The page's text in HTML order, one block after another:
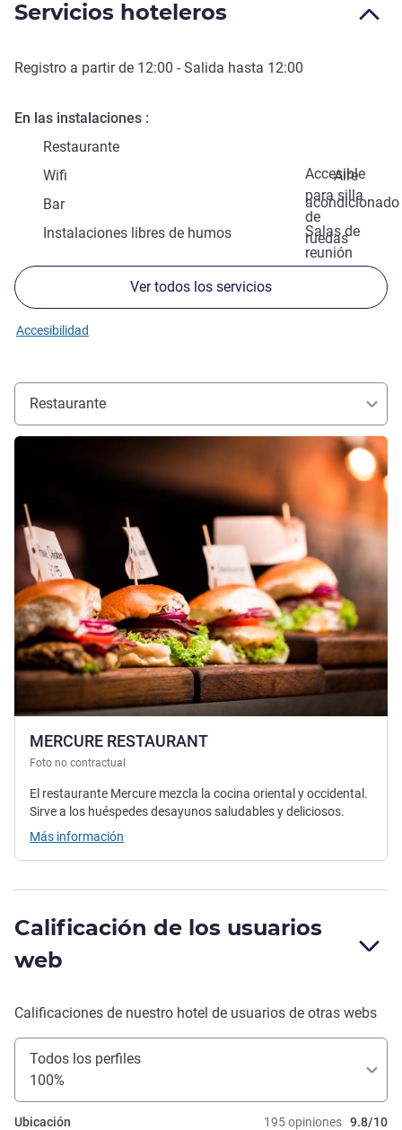
Servicios hoteleros
Registro a partir de 12:00 - Salida hasta 12:00
En las instalaciones
Restaurante
Accesible
para silla
de
ruedas
Wifi
Aire
acondicionado
Bar
Salas de
reunión
Instalaciones libres de humos
Ver todos los servicios
Accesibilidad
Restaurante
MERCURE RESTAURANT
Foto no contractual
Más información
El restaurante Mercure mezcla la cocina oriental y occidental.
Sirve a los huéspedes desayunos saludables y deliciosos.
Más información
Calificación de los usuarios
web
Calificaciones de nuestro hotel de usuarios de otras webs
Todos los perfiles
100%
195 opiniones 9.8/10
Ubicación